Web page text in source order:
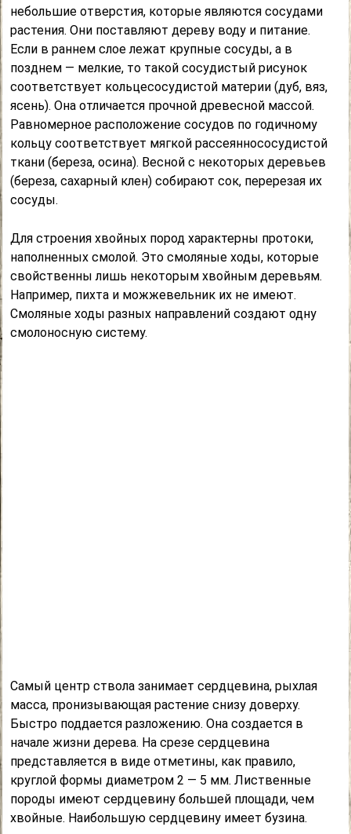
небольшие отверстия, которые являются сосудами
растения. Они поставляют дереву воду и питание.
Если в раннем слое лежат крупные сосуды, а в
позднем — мелкие, то такой сосудистый рисунок
соответствует кольцесосудистой материи (дуб, вяз,
ясень). Она отличается прочной древесной массой.
Равномерное расположение сосудов по годичному
кольцу соответствует мягкой рассеяннососудистой
ткани (береза, осина). Весной с некоторых деревьев
(береза, сахарный клен) собирают сок, перерезая их
сосуды.
Для строения хвойных пород характерны протоки,
наполненных смолой. Это смоляные ходы, которые
свойственны лишь некоторым хвойным деревьям.
Например, пихта и можжевельник их не имеют.
Смоляные ходы разных направлений создают одну
смолоносную систему.
Самый центр ствола занимает сердцевина, рыхлая
масса, пронизывающая растение снизу доверху.
Быстро поддается разложению. Она создается в
начале жизни дерева. На срезе сердцевина
представляется в виде отметины, как правило,
круглой формы диаметром 2 — 5 мм. Лиственные
породы имеют сердцевину большей площади, чем
хвойные. Наибольшую сердцевину имеет бузина.